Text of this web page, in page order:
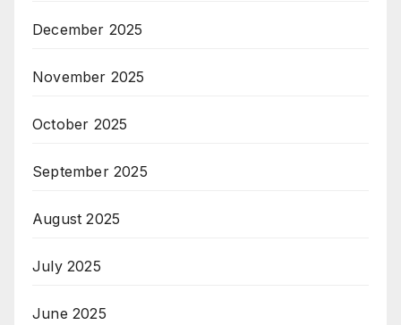
December 2025
November 2025
October 2025
September 2025
August 2025
July 2025
June 2025